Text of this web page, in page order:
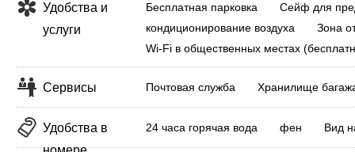
Удобства и
услуги
Бесплатная парковка
Сейф для
кондиционирование воздуха
Зона
Wi-Fi в общественных местах
Сервисы Почтовая служба Хранилище
Удобства в
24 часа горячая вода фен Вид